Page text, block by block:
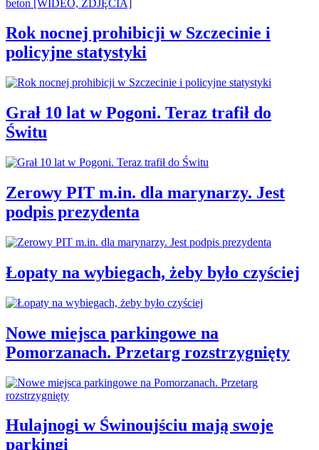
Rok nocnej prohibicji w Szczecinie i
policyjne statystyki
Grał 10 lat w Pogoni. Teraz trafił do
Świtu
Zerowy PIT m.in. dla marynarzy. Jest
podpis prezydenta
Łopaty na wybiegach, żeby było czyściej
Nowe miejsca parkingowe na
Pomorzanach. Przetarg rozstrzygnięty
Hulajnogi w Świnoujściu mają swoje
parkingi